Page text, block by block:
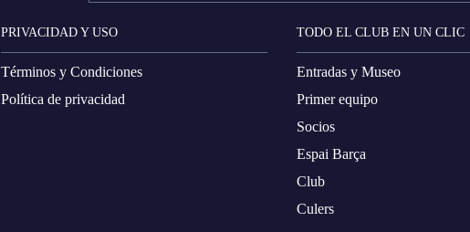
PRIVACIDAD Y USO
Términos y Condiciones
Política de privacidad
TODO EL CLUB EN UN CLIC
Entradas y Museo
Primer equipo
Socios
Espai Barça
Club
Culers